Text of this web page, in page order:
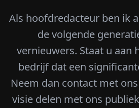
Als hoofdredacteur ben ik
de volgende
vernieuwers. Staat u aan
bedrijf dat een
Neem dan contact met
visie delen met ons